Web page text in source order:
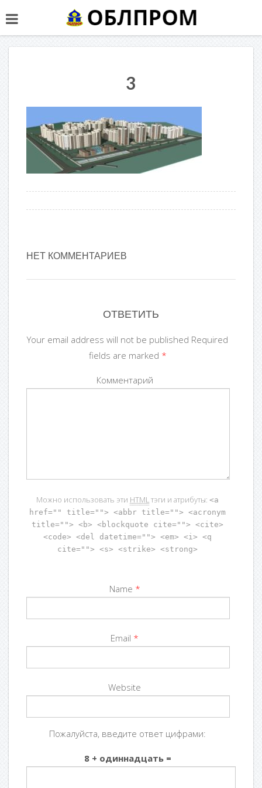
3
НЕТ КОММЕНТАРИЕВ
ОТВЕТИТЬ
Your email address will not be published Required
fields are marked *
Комментарий
Можно использовать эти HTMLтэги и атрибуты: <a
href="" title=""> <abbr title=""> <acronym
title=""> <b> <blockquote cite=""> <cite>
<code> <del datetime=""> <em> <i> <q
cite=""> <s> <strike> <strong>
Name *
Email *
Website
Пожалуйста, введите ответ цифрами:
8 + одиннадцать =